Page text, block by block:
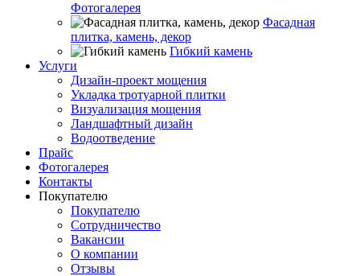
Фотогалерея
Фасадная
плитка, камень, декор
Гибкий камень
Услуги
Дизайн-проект мощения
Укладка тротуарной плитки
Визуализация мощения
Ландшафтный дизайн
Водоотведение
Прайс
Фотогалерея
Контакты
Покупателю
Покупателю
Сотрудничество
Вакансии
О компании
Отзывы